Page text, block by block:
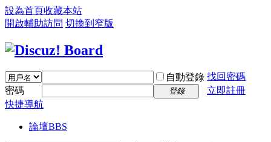
設為首頁收藏本站
開啟輔助訪問 切換到窄版
自動登錄 找回密碼
密碼
登錄
立即註冊
快捷導航
論壇BBS